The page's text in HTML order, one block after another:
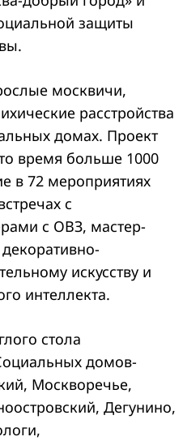
защиты
москвичи,
расстройства
домах. Проект
время больше 1000
в 72 мероприятиях
с
с ОВЗ, мастер-
искусству и
интеллекта.
стола
домов-
Москворечье,
Дегунино,